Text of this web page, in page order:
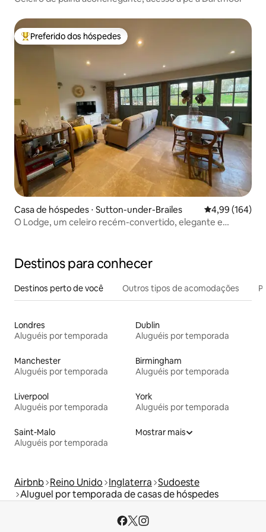
Entre os melhores preferidos dos hóspedes
Preferido dos hóspedes
Casa de hóspedes ⋅ Sutton-under-Brailes 4,99 de uma
4,99 (164)
O Lodge, um celeiro recém-convertido, elegante e
Destinos para conhecer
Destinos perto de você Outros tipos de acomodações
Londres
Aluguéis por temporada
Dublin
Aluguéis por temporada
Manchester
Aluguéis por temporada
Birmingham
Aluguéis por temporada
Liverpool
Aluguéis por temporada
York
Aluguéis por temporada
Saint-Malo
Aluguéis por temporada
Mostrar mais
Airbnb Reino Unido Inglaterra Sudoeste
Aluguel por temporada de casas de hóspedes